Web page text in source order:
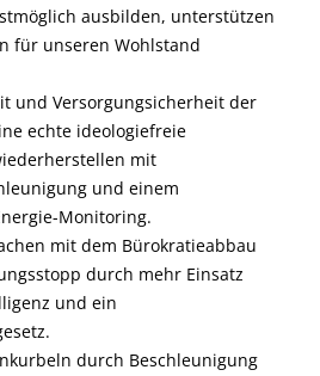
ausbilden, unterstützen
für unseren Wohlstand
und Versorgungsicherheit der
echte ideologiefreie
mit
und einem
Monitoring.
mit dem Bürokratieabbau
durch mehr Einsatz
und ein
durch Beschleunigung